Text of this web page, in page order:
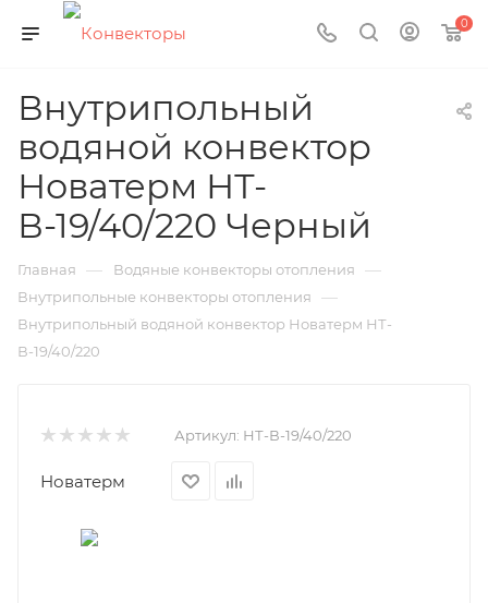
0
Внутрипольный
водяной конвектор
Новатерм НТ-
В-19/40/220 Черный
Главная — Водяные конвекторы отопления —
Внутрипольные конвекторы отопления —
Внутрипольный водяной конвектор Новатерм НТ-
В-19/40/220
Артикул: НТ-В-19/40/220
Новатерм